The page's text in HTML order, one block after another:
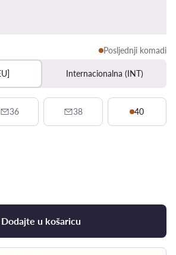
Posljednji komadi
Internacionalna (INT)
36 38 40
Dodajte u košaricu